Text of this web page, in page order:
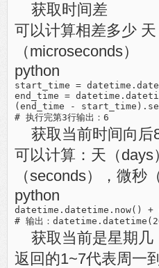
获取时间差
可以计算相差多少
（microseconds）
python
start_time =
end_time =
(end_time -
获取当前时间向后
可以计算：天（
（seconds），微秒
python
datetime.datetime.now() +
获取当前是星期几
返回的1~7代表周一